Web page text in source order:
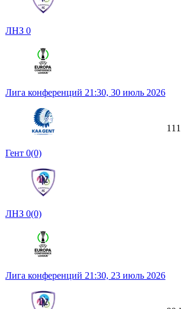
ЛНЗ 0
Лига конференций 21:30, 30 июль 2026
Гент 0(0)
ЛНЗ 0(0)
111
Лига конференций 21:30, 23 июль 2026